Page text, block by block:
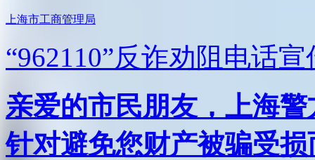
上海市工商管理局
“962110”反诈劝阻电话宣
亲爱的市民朋友，上海
针对避免您财产被骗受